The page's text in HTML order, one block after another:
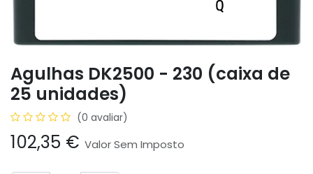
Agulhas DK2500 - 230 (caixa de
25 unidades)
(0 avaliar)
102,35 € Valor Sem Imposto